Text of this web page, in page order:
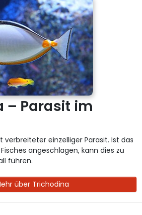
– Parasit im
verbreiteter einzelliger Parasit. Ist das
angeschlagen, kann dies zu
führen.
über Trichodina